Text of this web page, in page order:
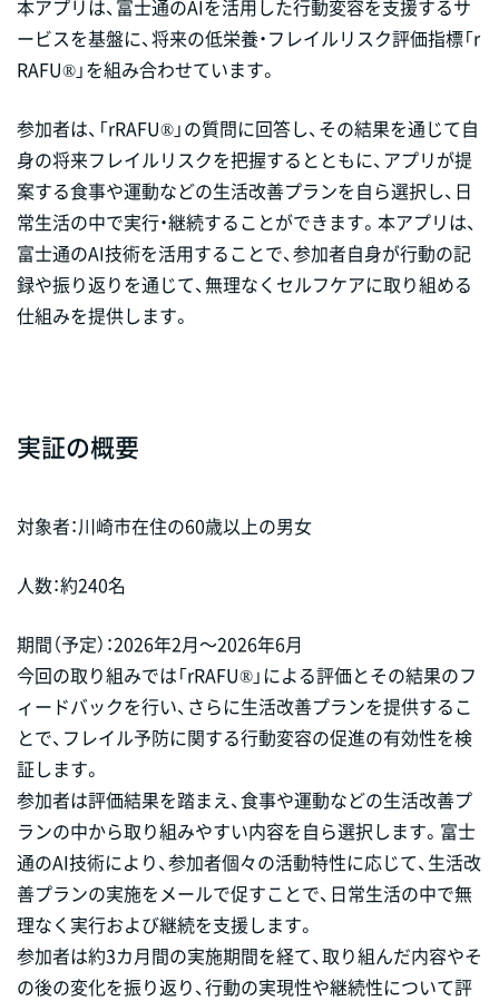
本アプリは、富士通のAIを活用した行動変容を支援するサ
ービスを基盤に、将来の低栄養・フレイルリスク評価指標「r
RAFU®」を組み合わせています。
参加者は、「rRAFU®」の質問に回答し、その結果を通じて自
身の将来フレイルリスクを把握するとともに、アプリが提
案する食事や運動などの生活改善プランを自ら選択し、日
常生活の中で実行・継続することができます。本アプリは、
富士通のAI技術を活用することで、参加者自身が行動の記
録や振り返りを通じて、無理なくセルフケアに取り組める
仕組みを提供します。
実証の概要
対象者：川崎市在住の60歳以上の男女
人数：約240名
期間（予定）：2026年2月～2026年6月
今回の取り組みでは「rRAFU®」による評価とその結果のフ
ィードバックを行い、さらに生活改善プランを提供するこ
とで、フレイル予防に関する行動変容の促進の有効性を検
証します。
参加者は評価結果を踏まえ、食事や運動などの生活改善プ
ランの中から取り組みやすい内容を自ら選択します。富士
通のAI技術により、参加者個々の活動特性に応じて、生活改
善プランの実施をメールで促すことで、日常生活の中で無
理なく実行および継続を支援します。
参加者は約3カ月間の実施期間を経て、取り組んだ内容やそ
の後の変化を振り返り、行動の実現性や継続性について評